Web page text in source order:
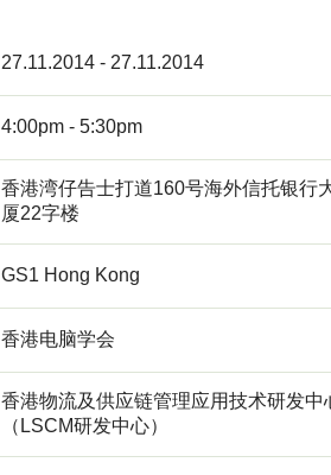
27.11.2014 - 27.11.2014
4:00pm - 5:30pm
香港湾仔告士打道160号海外信托银行
厦22字楼
GS1 Hong Kong
香港电脑学会
香港物流及供应链管理应用技术研发中
（LSCM研发中心）